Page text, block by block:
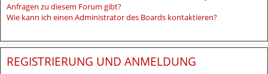
Anfragen zu diesem Forum gibt?
Wie kann ich einen Administrator des Boards kontaktieren?
REGISTRIERUNG UND ANMELDUNG